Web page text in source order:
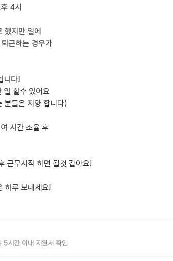
4시
지만 일에
근하는 경우가
니다!
할수 있어요
분들은 지양 합니다)
시간 조율 후
근무시작 하면 될것 같아요!
하루 보내세요!
5시간 이내 지원서 확인